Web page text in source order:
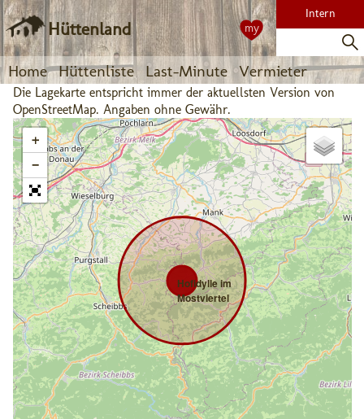
Hüttenland
Home Hüttenliste Last-Minute Vermieter
Intern
my
Die Lagekarte entspricht immer der aktuellsten Version von
OpenStreetMap. Angaben ohne Gewähr.
Hofidylle im
Mostviertel
+
−